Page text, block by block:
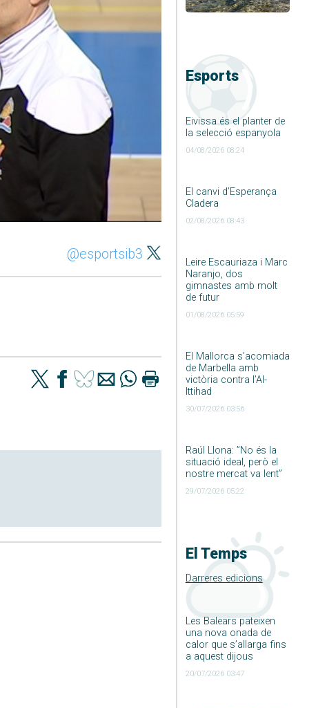
Esports
Eivissa és el planter de
la selecció espanyola
04/08/2026 08:24
El canvi d’Esperança
Cladera
02/08/2026 08:43
Leire Escauriaza i Marc
Naranjo, dos
gimnastes amb molt
de futur
01/08/2026 05:59
El Mallorca s’acomiada
de Marbella amb
victòria contra l’Al-
Ittihad
30/07/2026 03:56
Raúl Llona: ”No és la
situació ideal, però el
nostre mercat va lent”
29/07/2026 05:22
El Temps
Darreres edicions
Les Balears pateixen
una nova onada de
calor que s’allarga fins
a aquest dijous
20/07/2026 03:47
@esportsib3